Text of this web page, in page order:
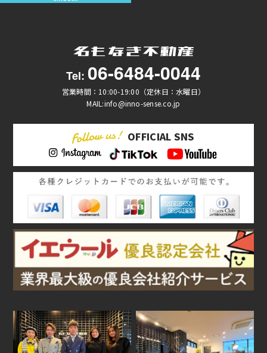
Tel: 06-6484-0044
営業時間：10:00-19:00（定休日：水曜日）
MAIL:info@inno-sense.co.jp
OFFICIAL SNS